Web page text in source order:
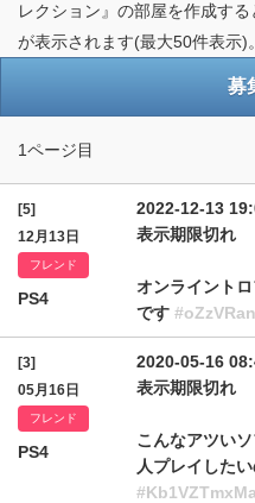
レクション』の部屋を作成す
が表示されます(最大50件表示)。
募
1ページ目
[5]
12月13日
フレンド
PS4
2022-12-13
表示期限切れ
オンライント
です
[3]
05月16日
フレンド
PS4
2020-05-16
表示期限切れ
こんなアツい
人プレイした